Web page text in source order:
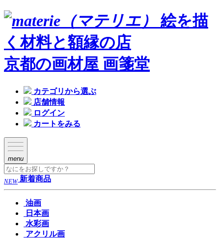
絵を描
く材料と額縁の店
京都の画材屋 画箋堂
カテゴリから選ぶ
店舗情報
ログイン
カートをみる
menu
NEW 新着商品
油画
日本画
水彩画
アクリル画